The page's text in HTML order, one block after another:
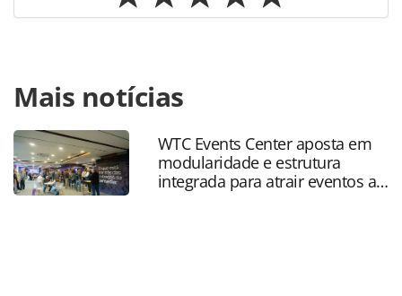
https://www.panrotas.com.br/destinos/parques-
tematicos/2025/05/sindepat-summit-2025-supera-
expectativas-e-mostra-forca-do-setor-de-parques-e-
atracoes_217472.html ou as ferramentas oferecidas na
página. Todo o conteúdo produzido pela PANROTAS
Editora é protegido pela legislação brasileira sobre direito
Mais notícias
WTC Events Center aposta em
modularidade e estrutura
integrada para atrair eventos a